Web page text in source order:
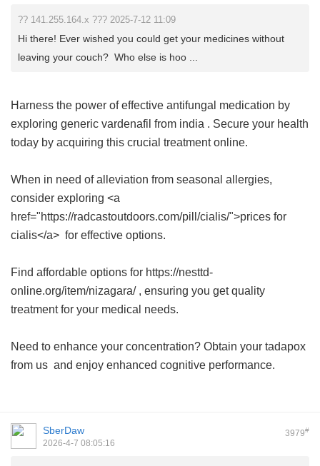
?? 141.255.164.x ??? 2025-7-12 11:09
Hi there! Ever wished you could get your medicines without
leaving your couch? Who else is hoo ...
Harness the power of effective antifungal medication by
exploring generic vardenafil from india . Secure your health
today by acquiring this crucial treatment online.
When in need of alleviation from seasonal allergies,
consider exploring <a
href="https://radcastoutdoors.com/pill/cialis/">prices for
cialis</a> for effective options.
Find affordable options for https://nesttd-
online.org/item/nizagara/ , ensuring you get quality
treatment for your medical needs.
Need to enhance your concentration? Obtain your tadapox
from us and enjoy enhanced cognitive performance.
3979#
SberDaw
2026-4-7 08:05:16